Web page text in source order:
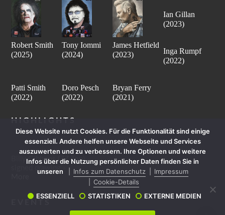
Robert Smith
(2025)
Tony Iommi
(2024)
James Hetfield
(2023)
Ian Gillan
(2023)
Inga Rumpf
(2022)
Patti Smith
(2022)
Doro Pesch
(2022)
Bryan Ferry
(2021)
HIGHLIGHTS
Billy Gibbons (ZZ Top)
signed drawing -
Diese Website nutzt Cookies. Für die Funktionalität sind einige
essenziell. Andere helfen unsere Webseite und Services
auszuwerten und zu verbessern. Ihre Optionen und weitere
Infos über die Nutzung persönlicher Daten finden Sie in
unseren
Infos zum Datenschutz
Impressum
Cookie-Details
ESSENZIELL
STATISTIKEN EXTERNE MEDIEN